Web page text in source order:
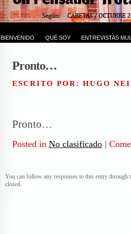
BIENVENIDO QUÉ SOY ENTREVISTAS
Pronto…
ESCRITO POR: HUGO
Pronto…
Posted in No clasificado |
You can follow any responses to this entry through
closed.